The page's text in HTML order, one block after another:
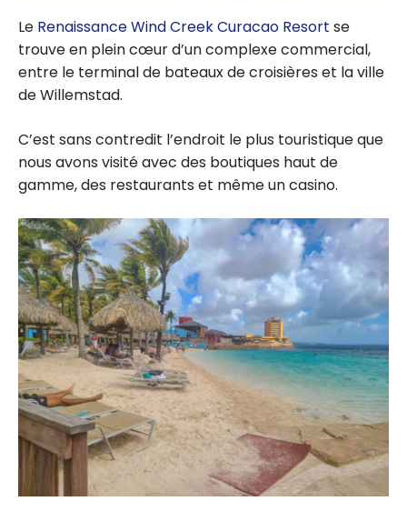
Le Renaissance Wind Creek Curacao Resort se
trouve en plein cœur d’un complexe commercial,
entre le terminal de bateaux de croisières et la ville
de Willemstad.
C’est sans contredit l’endroit le plus touristique que
nous avons visité avec des boutiques haut de
gamme, des restaurants et même un casino.